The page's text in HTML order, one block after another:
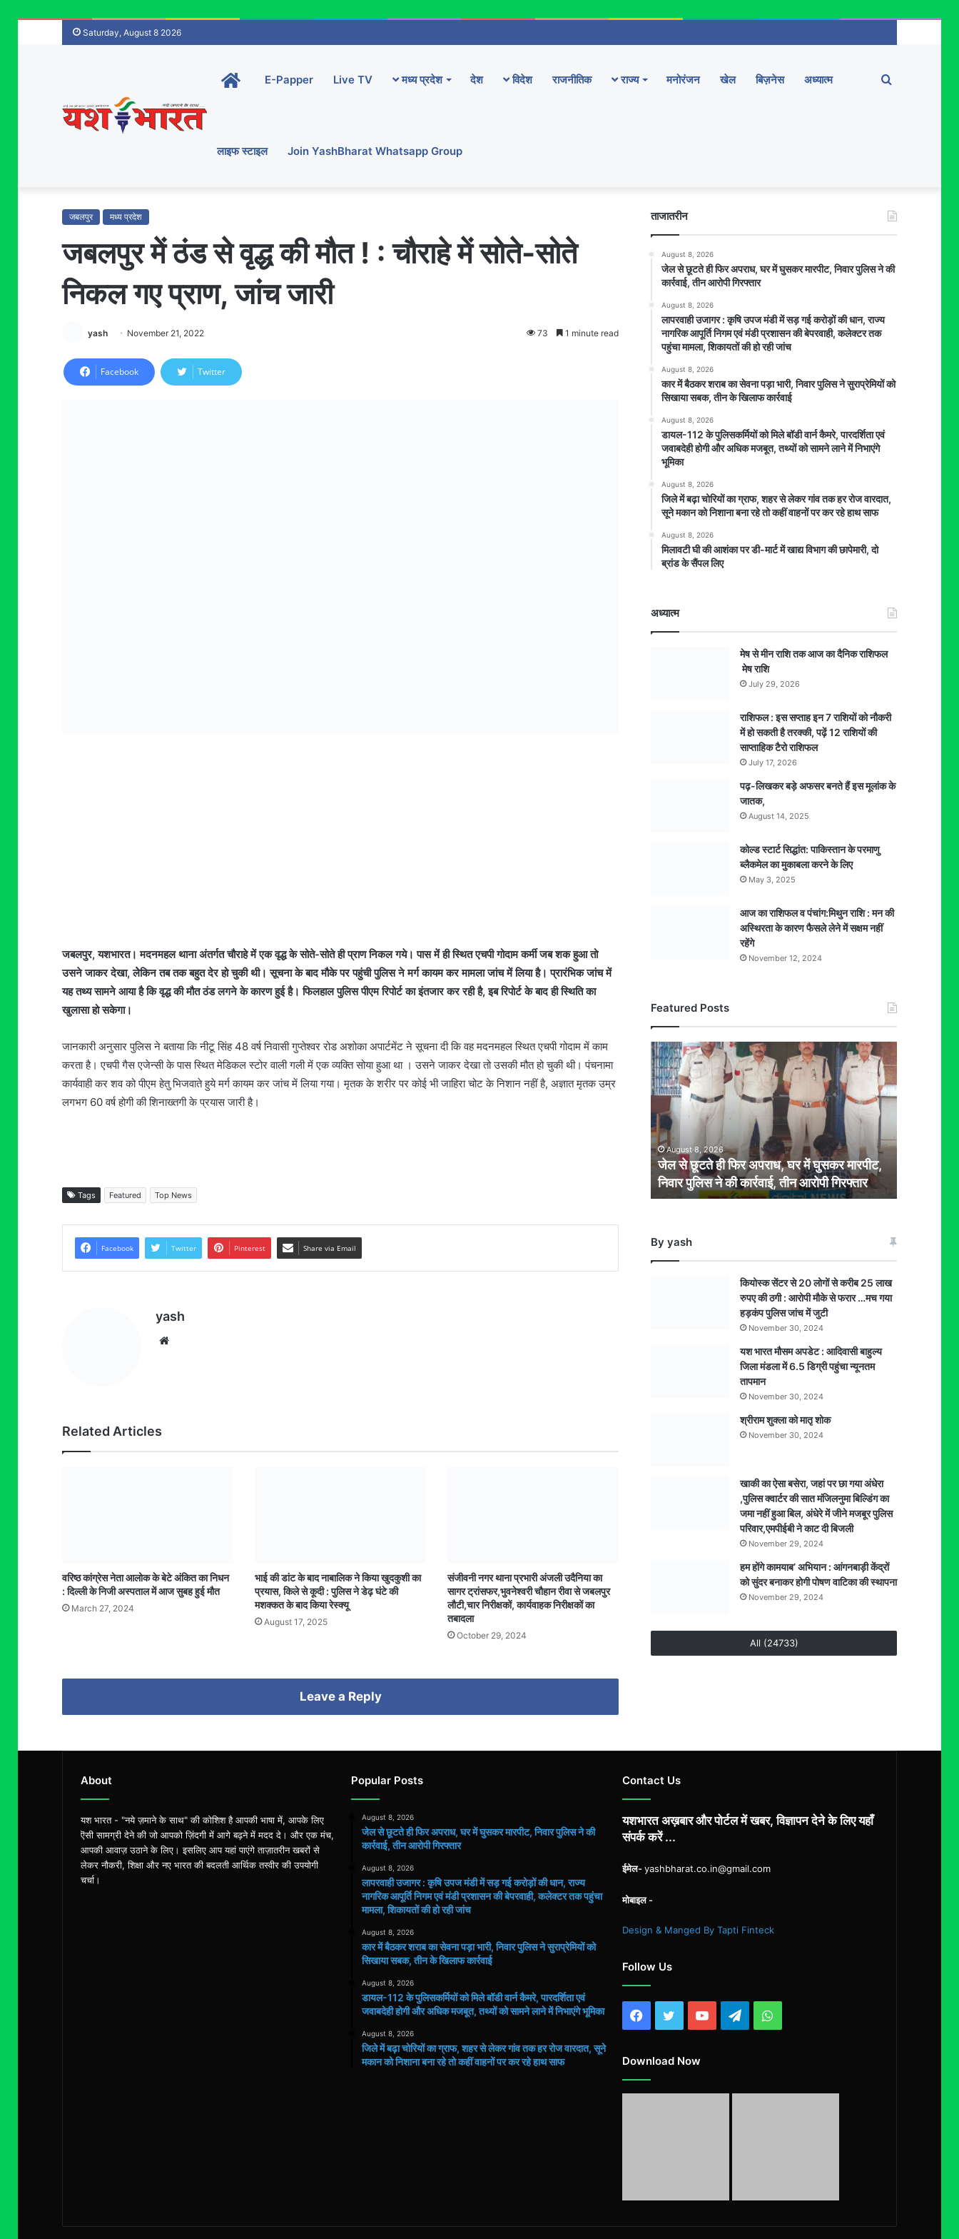
Saturday, August 8 2026
Home-
main
E-Papper Live TV मध्य प्रदेश देश विदेश राजनीतिक राज्य मनोरंजन खेल बिज़नेस अध्यात्म
लाइफ स्टाइल Join YashBharat Whatsapp Group
Search
जबलपुर मध्य प्रदेश
जबलपुर में ठंड से वृद्ध की मौत ! : चौराहे में सोते-सोते
निकल गए प्राण, जांच जारी
yash November 21, 2022 73 1 minute read
Facebook Twitter
जबलपुर, यशभारत। मदनमहल थाना अंतर्गत चौराहे में एक वृद्ध के सोते-सोते ही प्राण निकल गये। पास में ही स्थित एचपी गोदाम कर्मी जब शक हुआ तो
उसने जाकर देखा, लेेकिन तब तक बहुत देर हो चुकी थी। सूचना के बाद मौके पर पहुंची पुलिस ने मर्ग कायम कर मामला जांच में लिया है। प्रारंभिक जांच में
यह तथ्य सामने आया है कि वृद्ध की मौत ठंड लगने के कारण हुई है। फिलहाल पुलिस पीएम रिपोर्ट का इंतजार कर रही है, इब रिपोर्ट के बाद ही स्थिति का
खुलासा हो सकेगा।
जानकारी अनुसार पुलिस ने बताया कि नीटू सिंह 48 वर्ष निवासी गुप्तेश्वर रोड अशोका अपार्टमेंट ने सूचना दी कि वह मदनमहल स्थित एचपी गोदाम में काम
करता है। एचपी गैस एजेन्सी के पास स्थित मेडिकल स्टोर वाली गली में एक व्यक्ति सोया हुआ था । उसने जाकर देखा तो उसकी मौत हो चुकी थी। पंचनामा
कार्यवाही कर शव को पीएम हेतु भिजवाते हुये मर्ग कायम कर जांच में लिया गया। मृतक के शरीर पर कोई भी जाहिरा चोट के निशान नहीं है, अज्ञात मृतक उम्र
लगभग 60 वर्ष होगी की शिनाख्तगी के प्रयास जारी है।
Tags Featured Top News
Facebook Twitter Pinterest Share via Email
yash
Website
Related Articles
वरिष्ठ कांग्रेस नेता आलोक के बेटे अंकित का निधन
: दिल्ली के निजी अस्पताल में आज सुबह हुई मौत
March 27, 2024
भाई की डांट के बाद नाबालिक ने किया खुदकुशी का
प्रयास, किले से कूदी : पुलिस ने डेढ़ घंटे की
मशक्कत के बाद किया रेस्क्यू
August 17, 2025
संजीवनी नगर थाना प्रभारी अंजली उदैनिया का
सागर ट्रांसफर,भुवनेश्वरी चौहान रीवा से जबलपुर
लौटी,चार निरीक्षकों, कार्यवाहक निरीक्षकों का
तबादला
October 29, 2024
Leave a Reply
ताजातरीन
August 8, 2026
जेल से छूटते ही फिर अपराध, घर में घुसकर मारपीट, निवार पुलिस ने की
कार्रवाई, तीन आरोपी गिरफ्तार
August 8, 2026
लापरवाही उजागर : कृषि उपज मंडी में सड़ गई करोड़ों की धान, राज्य
नागरिक आपूर्ति निगम एवं मंडी प्रशासन की बेपरवाही, कलेक्टर तक
पहुंचा मामला, शिकायतों की हो रही जांच
August 8, 2026
कार में बैठकर शराब का सेवना पड़ा भारी, निवार पुलिस ने सुराप्रेमियों को
सिखाया सबक, तीन के खिलाफ कार्रवाई
August 8, 2026
डायल-112 के पुलिसकर्मियों को मिले बॉडी वार्न कैमरे, पारदर्शिता एवं
जवाबदेही होगी और अधिक मजबूत, तथ्यों को सामने लाने में निभाएंगे
भूमिका
August 8, 2026
जिले में बढ़ा चोरियों का ग्राफ, शहर से लेकर गांव तक हर रोज वारदात,
सूने मकान को निशाना बना रहे तो कहीं वाहनों पर कर रहे हाथ साफ
August 8, 2026
मिलावटी घी की आशंका पर डी-मार्ट में खाद्य विभाग की छापेमारी, दो
ब्रांड के सैंपल लिए
अध्यात्म
मेष से मीन राशि तक आज का दैनिक राशिफल
मेष राशि
July 29, 2026
राशिफल : इस सप्ताह इन 7 राशियों को नौकरी
में हो सकती है तरक्की, पढ़ें 12 राशियों की
साप्ताहिक टैरो राशिफल
July 17, 2026
पढ़-लिखकर बड़े अफसर बनते हैं इस मूलांक के
जातक,
August 14, 2025
कोल्ड स्टार्ट सिद्धांत: पाकिस्तान के परमाणु
ब्लैकमेल का मुकाबला करने के लिए
May 3, 2025
आज का राशिफल व पंचांग:मिथुन राशि : मन की
अस्थिरता के कारण फैसले लेने में सक्षम नहीं
रहेंगे
November 12, 2024
Featured Posts
जेल
से
छूटते
ही
अपराध,
घर
में
घुसकर
मारपीट,
निवार
की
कार्रवाई,
August 8, 2026
जेल से छूटते ही फिर अपराध, घर में घुसकर मारपीट,
निवार पुलिस ने की कार्रवाई, तीन आरोपी गिरफ्तार
By yash
कियोस्क सेंटर से 20 लोगों से करीब 25 लाख
रुपए की ठगी : आरोपी मौके से फरार …मच गया
हड़कंप पुलिस जांच में जुटी
November 30, 2024
यश भारत मौसम अपडेट : आदिवासी बाहुल्य
जिला मंडला में 6.5 डिग्री पहुंचा न्यूनतम
तापमान
November 30, 2024
श्रीराम शुक्ला को मातृ शोक
November 30, 2024
खाकी का ऐसा बसेरा, जहां पर छा गया अंधेरा
,पुलिस क्वार्टर की सात मंजिलनुमा बिल्डिंग का
जमा नहीं हुआ बिल, अंधेरे में जीने मजबूर पुलिस
परिवार,एमपीईबी ने काट दी बिजली
November 29, 2024
हम होंगे कामयाब’ अभियान : आंगनबाड़ी केंद्रों
को सुंदर बनाकर होगी पोषण वाटिका की स्थापना
November 29, 2024
All (24733)
About
यश भारत - "नये ज़माने के साथ" की कोशिश है आपकी भाषा में, आपके लिए
ऎसी सामग्री देने की जो आपको ज़िंदगी में आगे बढ़ने में मदद दे। और एक मंच,
आपकी आवाज़ उठाने के लिए। इसलिए आप यहां पाएंगे ताज़ातरीन खबरों से
लेकर नौकरी, शिक्षा और नए भारत की बदलती आर्थिक तस्वीर की उपयोगी
चर्चा।
Popular Posts
August 8, 2026
जेल से छूटते ही फिर अपराध, घर में घुसकर मारपीट, निवार पुलिस ने की
कार्रवाई, तीन आरोपी गिरफ्तार
August 8, 2026
लापरवाही उजागर : कृषि उपज मंडी में सड़ गई करोड़ों की धान, राज्य
नागरिक आपूर्ति निगम एवं मंडी प्रशासन की बेपरवाही, कलेक्टर तक पहुंचा
मामला, शिकायतों की हो रही जांच
August 8, 2026
कार में बैठकर शराब का सेवना पड़ा भारी, निवार पुलिस ने सुराप्रेमियों को
सिखाया सबक, तीन के खिलाफ कार्रवाई
August 8, 2026
डायल-112 के पुलिसकर्मियों को मिले बॉडी वार्न कैमरे, पारदर्शिता एवं
जवाबदेही होगी और अधिक मजबूत, तथ्यों को सामने लाने में निभाएंगे भूमिका
August 8, 2026
जिले में बढ़ा चोरियों का ग्राफ, शहर से लेकर गांव तक हर रोज वारदात, सूने
मकान को निशाना बना रहे तो कहीं वाहनों पर कर रहे हाथ साफ
Contact Us
यशभारत अख़बार और पोर्टल में खबर, विज्ञापन देने के लिए यहाँ
संपर्क करें ...
ईमेल-yashbharat.co.in@gmail.com
मोबाइल -
Design & Manged By Tapti Finteck
Follow Us
Facebook
TwitterYouTubeTelegramWhatsApp
Download Now